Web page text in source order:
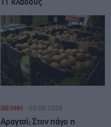
11 κλάδους
ΔΙΕΘΝΗ 09.08.2026
Αραγτσί: Στον πάγο η